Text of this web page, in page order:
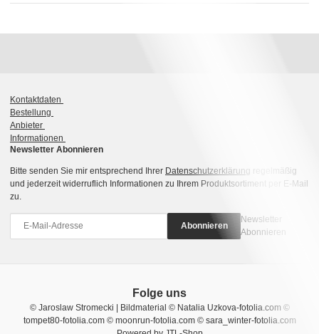
Kontaktdaten
Bestellung
Anbieter
Informationen
Newsletter Abonnieren
Bitte senden Sie mir entsprechend Ihrer Datenschutzerklärung regelmäßig
und jederzeit widerruflich Informationen zu Ihrem Produktsortiment per E-Mail
zu.
Abonnieren
Newsletter
Abonnieren
© Jaroslaw Stromecki | Bildmaterial © Natalia Uzkova-fotolia.com ©
tompet80-fotolia.com © moonrun-fotolia.com © sara_winter-fotolia.com
Folge uns